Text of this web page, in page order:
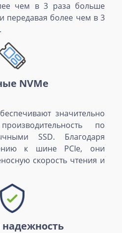
чем в 3 раза больше
передавая более чем в 3
NVMe
значительно
по
SSD. Благодаря
к шине PCIe, они
скорость чтения и
надежность